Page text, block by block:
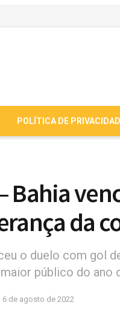
POLÍTICA DE
Bahia
da
o duelo com gol
público do ano
6 de agosto de 2022